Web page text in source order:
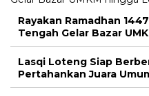
Rayakan Ramadhan
Tengah Gelar Bazar
Lasqi Loteng Siap
Pertahankan Juara